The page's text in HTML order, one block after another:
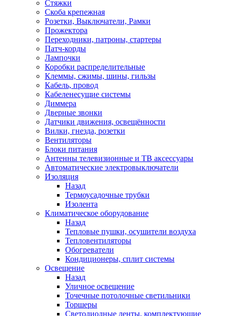
Стяжки
Скоба крепежная
Розетки, Выключатели, Рамки
Прожектора
Переходники, патроны, стартеры
Патч-корды
Лампочки
Коробки распределительные
Клеммы, сжимы, шины, гильзы
Кабель, провод
Кабеленесущие системы
Диммера
Дверные звонки
Датчики движения, освещённости
Вилки, гнезда, розетки
Вентиляторы
Блоки питания
Антенны телевизионные и ТВ аксессуары
Автоматические электровыключатели
Изоляция
Назад
Термоусадочные трубки
Изолента
Климатическое оборудование
Назад
Тепловые пушки, осушители воздуха
Тепловентиляторы
Обогреватели
Кондиционеры, сплит системы
Освещение
Назад
Уличное освещение
Точечные потолочные светильники
Торшеры
Светодиодные ленты, комплектующие